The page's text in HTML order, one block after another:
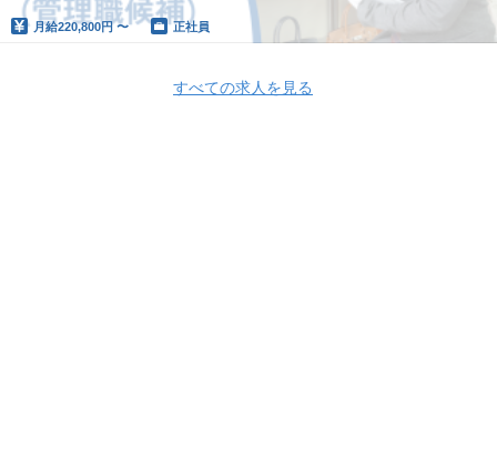
月給220,800円 〜 正社員
すべての求人を見る